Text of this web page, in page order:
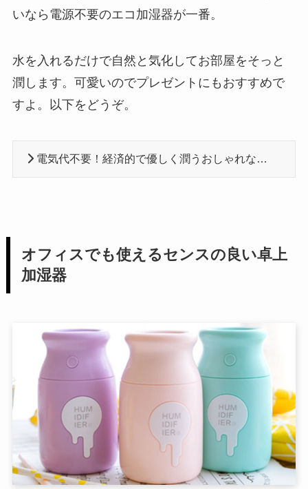
いなら電源不要のエコ加湿器が一番。
水を入れるだけで自然と気化してお部屋をそっと
潤します。可愛いのでプレゼントにもおすすめで
すよ。以下をどうぞ。
電気代不要！経済的で優しく潤うおしゃれなエコ加湿器おすすめ10選
オフィスでも使えるセンスの良い卓上
加湿器